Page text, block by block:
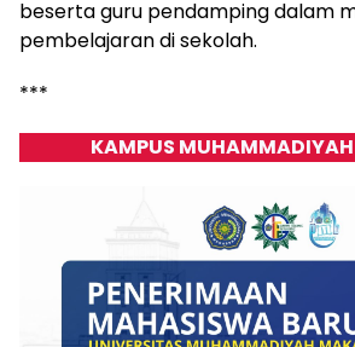
beserta guru pendamping dalam
pembelajaran di sekolah.
***
KAMPUS MUHAMMADIYAH